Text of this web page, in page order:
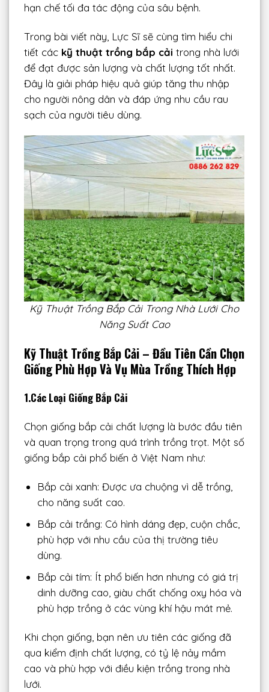
hạn chế tối đa tác động của sâu bệnh.
Trong bài viết này, Lực Sĩ sẽ cùng tìm hiểu chi
tiết các kỹ thuật trồng bắp cải trong nhà lưới
để đạt được sản lượng và chất lượng tốt nhất.
Đây là giải pháp hiệu quả giúp tăng thu nhập
cho người nông dân và đáp ứng nhu cầu rau
sạch của người tiêu dùng.
Kỹ Thuật Trồng Bắp Cải Trong Nhà Lưới Cho
Năng Suất Cao
Kỹ Thuật Trồng Bắp Cải – Đầu Tiên Cần Chọn
Giống Phù Hợp Và Vụ Mùa Trồng Thích Hợp
1.Các Loại Giống Bắp Cải
Chọn giống bắp cải chất lượng là bước đầu tiên
và quan trọng trong quá trình trồng trọt. Một số
giống bắp cải phổ biến ở Việt Nam như:
Bắp cải xanh: Được ưa chuộng vì dễ trồng,
cho năng suất cao.
Bắp cải trắng: Có hình dáng đẹp, cuộn chắc,
phù hợp với nhu cầu của thị trường tiêu
dùng.
Bắp cải tím: Ít phổ biến hơn nhưng có giá trị
dinh dưỡng cao, giàu chất chống oxy hóa và
phù hợp trồng ở các vùng khí hậu mát mẻ.
Khi chọn giống, bạn nên ưu tiên các giống đã
qua kiểm định chất lượng, có tỷ lệ nảy mầm
cao và phù hợp với điều kiện trồng trong nhà
lưới.